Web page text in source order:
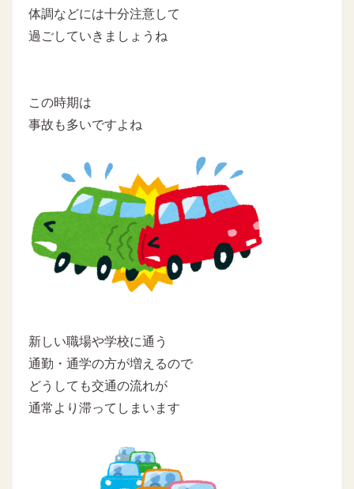
体調などには十分注意して
過ごしていきましょうね
この時期は
事故も多いですよね
新しい職場や学校に通う
通勤・通学の方が増えるので
どうしても交通の流れが
通常より滞ってしまいます